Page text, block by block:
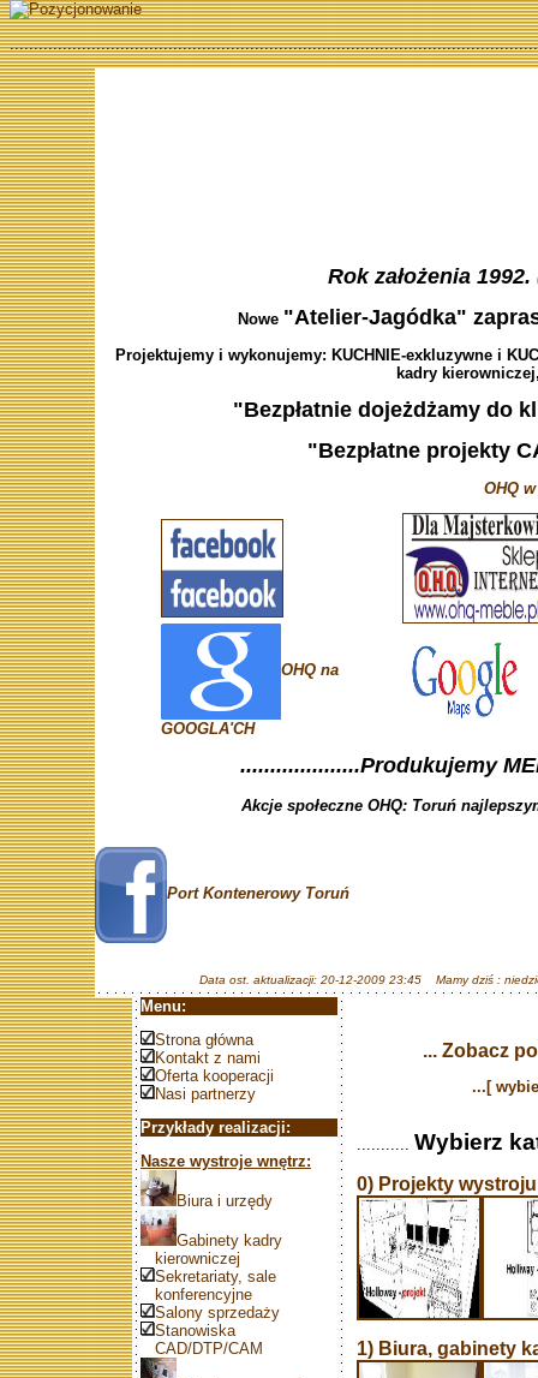
Rok założenia
Nowe "Atelier-Jagódka"
Projektujemy i wykonujemy: KUCHNIE-exkluzywne i
kadry
"Bezpłatnie dojeżdżamy do
"Bezpłatne projekty
OHQ
OHQ na
GOOGLA'CH
....................Produkujemy
Akcje społeczne OHQ: Toruń
Port Kontenerowy Toruń
Data ost. aktualizacji: 20-12-2009 23:45 Mamy dziś :
Menu:
Strona główna
Kontakt z nami
Oferta kooperacji
Nasi partnerzy
Przykłady realizacji:
Nasze wystroje wnętrz:
Biura i urzędy
Gabinety kadry
kierowniczej
Sekretariaty, sale
konferencyjne
Salony sprzedaży
Stanowiska
CAD/DTP/CAM
... Zobacz
...[
........... Wybierz
0) Projekty
1) Biura, gabinety